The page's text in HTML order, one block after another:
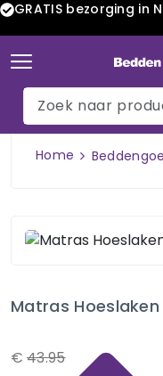
GRATIS bezorging in
Home
Matras Hoeslaken
€ 43.95